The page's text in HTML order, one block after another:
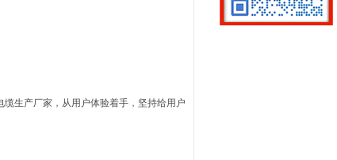
生产厂家，从用户体验着手，坚持给用户